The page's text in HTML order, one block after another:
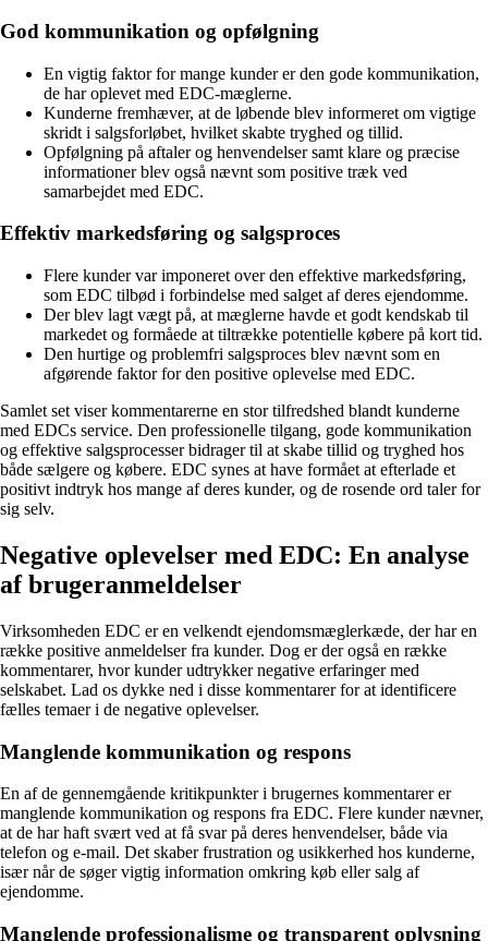
God kommunikation og opfølgning
En vigtig faktor for mange kunder er den gode kommunikation,
de har oplevet med EDC-mæglerne.
Kunderne fremhæver, at de løbende blev informeret om vigtige
skridt i salgsforløbet, hvilket skabte tryghed og tillid.
Opfølgning på aftaler og henvendelser samt klare og præcise
informationer blev også nævnt som positive træk ved
samarbejdet med EDC.
Effektiv markedsføring og salgsproces
Flere kunder var imponeret over den effektive markedsføring,
som EDC tilbød i forbindelse med salget af deres ejendomme.
Der blev lagt vægt på, at mæglerne havde et godt kendskab til
markedet og formåede at tiltrække potentielle købere på kort tid.
Den hurtige og problemfri salgsproces blev nævnt som en
afgørende faktor for den positive oplevelse med EDC.
Samlet set viser kommentarerne en stor tilfredshed blandt kunderne
med EDCs service. Den professionelle tilgang, gode kommunikation
og effektive salgsprocesser bidrager til at skabe tillid og tryghed hos
både sælgere og købere. EDC synes at have formået at efterlade et
positivt indtryk hos mange af deres kunder, og de rosende ord taler for
sig selv.
Negative oplevelser med EDC: En analyse
af brugeranmeldelser
Virksomheden EDC er en velkendt ejendomsmæglerkæde, der har en
række positive anmeldelser fra kunder. Dog er der også en række
kommentarer, hvor kunder udtrykker negative erfaringer med
selskabet. Lad os dykke ned i disse kommentarer for at identificere
fælles temaer i de negative oplevelser.
Manglende kommunikation og respons
En af de gennemgående kritikpunkter i brugernes kommentarer er
manglende kommunikation og respons fra EDC. Flere kunder nævner,
at de har haft svært ved at få svar på deres henvendelser, både via
telefon og e-mail. Det skaber frustration og usikkerhed hos kunderne,
især når de søger vigtig information omkring køb eller salg af
ejendomme.
Manglende professionalisme og transparent oplysning